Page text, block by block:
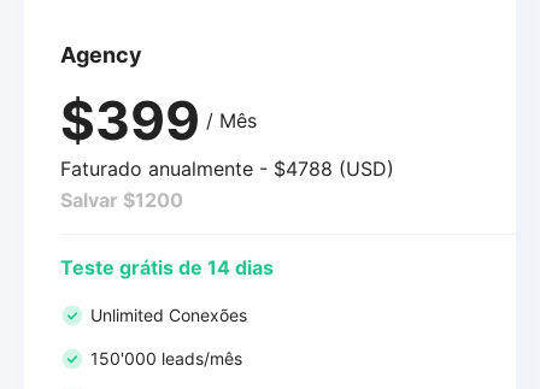
Agency
$399 / Mês
Faturado anualmente - $4788 (USD)
Salvar $1200
Teste grátis de 14 dias
Unlimited Conexões
150'000 leads/mês